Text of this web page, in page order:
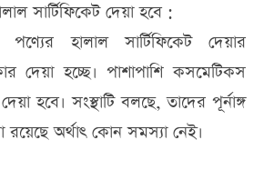
সার্টিফিকেট দেয়া হবে :
পণ্যের হালাল সার্টিফিকেট দেয়ার
দেয়া হচ্ছে। পাশাপাশি কসমেটিকস
হবে। সংস্থাটি বলছে, তাদের পূর্নাঙ্গ
অর্থাৎ কোন সমস্যা নেই।